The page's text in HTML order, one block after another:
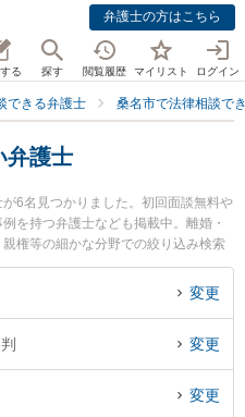
弁護士の方はこちら
る 探す 閲覧履歴 マイリスト ログイン
できる弁護士 桑名市で法律相談で
弁護士
6名見つかりました。初回面談無料や
を持つ弁護士なども掲載中。離婚・
権等の細かな分野での絞り込み検索
・中村法律事務所 桑名オフィスの岸
村 大樹弁護士、伊勢湾総合法律事務
決の実績豊富な近くの弁護士を検索
相談できる桑名市内の弁護士に相談
おすすめです。
変更
変更
変更